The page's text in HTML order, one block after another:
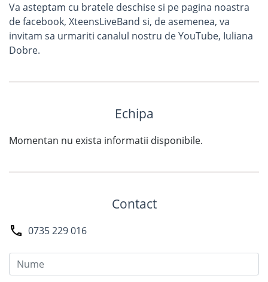
Va asteptam cu bratele deschise si pe pagina noastra
de facebook, XteensLiveBand si, de asemenea, va
invitam sa urmariti canalul nostru de YouTube, Iuliana
Dobre.
Echipa
Momentan nu exista informatii disponibile.
Contact
0735 229 016